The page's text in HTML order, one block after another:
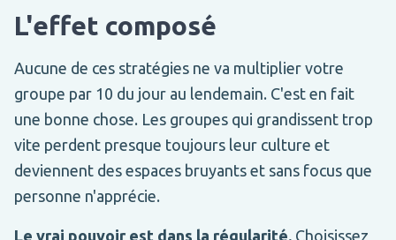
L'effet composé
Aucune de ces stratégies ne va multiplier votre
groupe par 10 du jour au lendemain. C'est en fait
une bonne chose. Les groupes qui grandissent trop
vite perdent presque toujours leur culture et
deviennent des espaces bruyants et sans focus que
personne n'apprécie.
Le vrai pouvoir est dans la régularité. Choisissez